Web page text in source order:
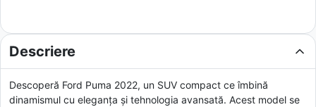
Descriere
Descoperă Ford Puma 2022, un SUV compact ce îmbină
dinamismul cu eleganța și tehnologia avansată. Acest model se